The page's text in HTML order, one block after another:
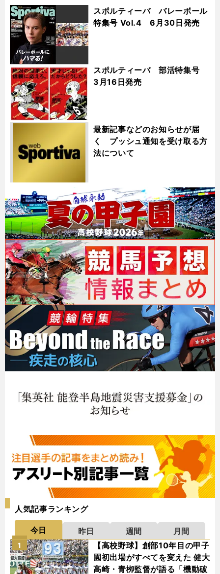
スポルティーバ バレーボール
特集号 Vol.4 6月30日発売
スポルティーバ 部活特集号
3月16日発売
最新記事などのお知らせが届
く プッシュ通知を受け取る方
法について
人気記事ランキング
今日 昨日 週間
月間
【高校野球】創部10年目の甲子
園初出場がすべてを変えた 健大
高崎・青栁監督が語る「機動破
1